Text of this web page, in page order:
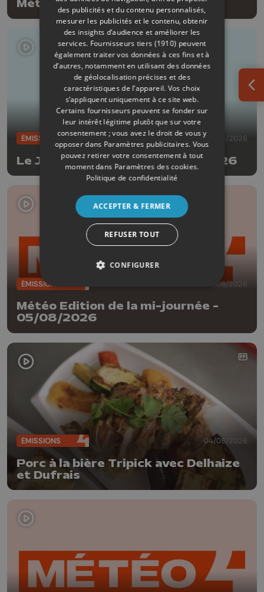
Météo Soir - 05/08/2026
ÉMISSIONS 05/08/2026
Le JT Edition du soir - 05/08/2026
ÉMISSIONS 05/08/2026
Météo Edition de la mi-journée -
05/08/2026
ÉMISSIONS 04/08/2026
Porc à la bière Tripick avec Delhaize
et Dufrais
des publicités et du contenu personnalisés,
mesurer les publicités et le contenu, obtenir
des insights d’audience et améliorer les
services. Fournisseurs tiers (1910) peuvent
également traiter vos données à ces fins et à
d’autres, notamment en utilisant des données
de géolocalisation précises et des
caractéristiques de l’appareil. Vos choix
s’appliquent uniquement à ce site web.
Certains fournisseurs peuvent se fonder sur
leur intérêt légitime plutôt que sur votre
consentement ; vous avez le droit de vous y
opposer dans Paramètres publicitaires. Vous
pouvez retirer votre consentement à tout
moment dans Paramètres des cookies.
Politique de confidentialité
ACCEPTER & FERMER
REFUSER TOUT
CONFIGURER